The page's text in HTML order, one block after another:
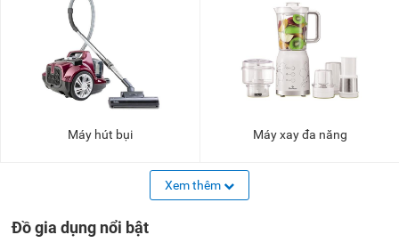
Máy hút bụi Máy xay đa năng
Xem thêm
Đồ gia dụng nổi bật